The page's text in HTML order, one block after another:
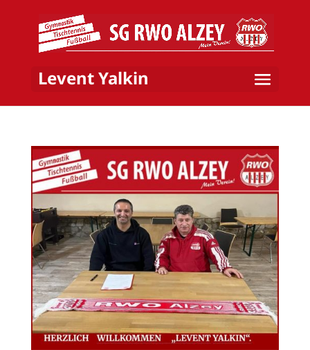
Levent Yalkin